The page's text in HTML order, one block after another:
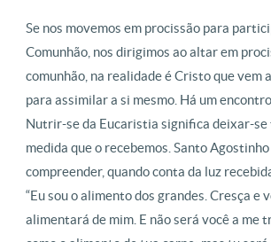
Se nos movemos em procissão para
Comunhão, nos dirigimos ao altar em
comunhão, na realidade é Cristo que vem
para assimilar a si mesmo. Há um
Nutrir-se da Eucaristia significa deixar-
medida que o recebemos. Santo
compreender, quando conta da luz
“Eu sou o alimento dos grandes. Cresça e
alimentará de mim. E não será você a me